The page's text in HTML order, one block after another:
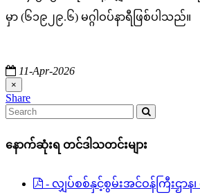
မှာ (၆၁၉၂၉.၆) မဂ္ဂါဝပ်နာရီဖြစ်ပါသည်။
11-Apr-2026
×
Share
နောက်ဆုံးရ တင်ဒါသတင်းများ
- လျှပ်စစ်နှင့်စွမ်းအင်ဝန်ကြီးဌာန